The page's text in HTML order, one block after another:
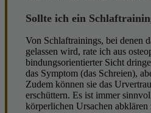
Sollte ich ein
Von Schlaftrainings, bei denen
gelassen wird, rate ich aus
bindungsorientierter Sicht
das Symptom (das Schreien),
Zudem können sie das
erschüttern. Es ist immer
körperlichen Ursachen abklären